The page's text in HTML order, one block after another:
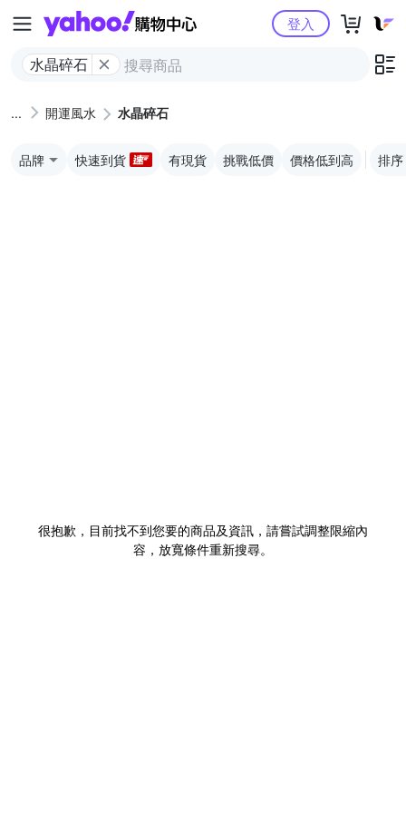
Yahoo購物中心
水晶碎石
登入
開運風水 水晶碎石
品牌 快速到貨 有現貨 挑戰低價 價格低到高 排序
很抱歉，目前找不到您要的商品及資訊，請嘗試調整限縮內
容，放寬條件重新搜尋。